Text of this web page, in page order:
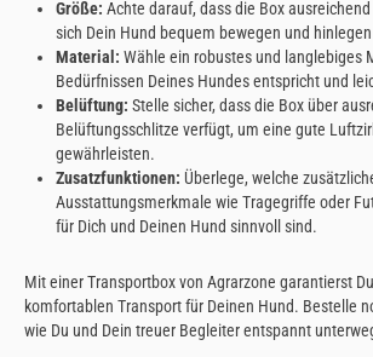
Größe: Achte darauf, dass die Box
sich Dein Hund bequem bewegen und
Material: Wähle ein robustes und langlebiges
Bedürfnissen Deines Hundes entspricht und
Belüftung: Stelle sicher, dass die Box über
Belüftungsschlitze verfügt, um eine gute
gewährleisten.
Zusatzfunktionen: Überlege, welche
Ausstattungsmerkmale wie Tragegriffe oder
für Dich und Deinen Hund sinnvoll sind.
Mit einer Transportbox von Agrarzone garantierst
komfortablen Transport für Deinen Hund. Bestelle
wie Du und Dein treuer Begleiter entspannt